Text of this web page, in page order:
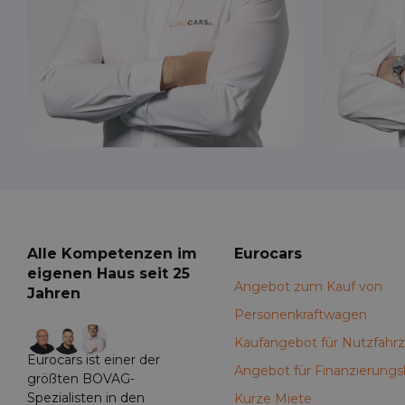
Jens
Alle Kompetenzen im
eigenen Haus seit 25
Jahren
Eurocars ist einer der
größten BOVAG-
Spezialisten in den
Eurocars
Angebot zum Kauf von
Personenkraftwagen
Kaufangebot für
Angebot für
Kurze Miete